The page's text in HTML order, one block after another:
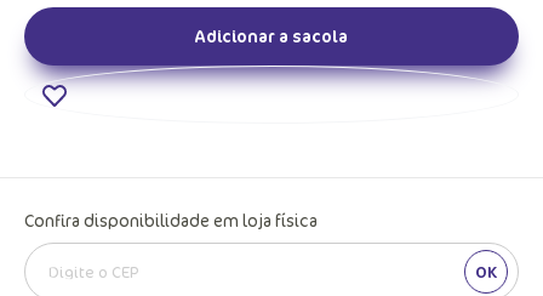
Adicionar a sacola
Confira disponibilidade em loja física